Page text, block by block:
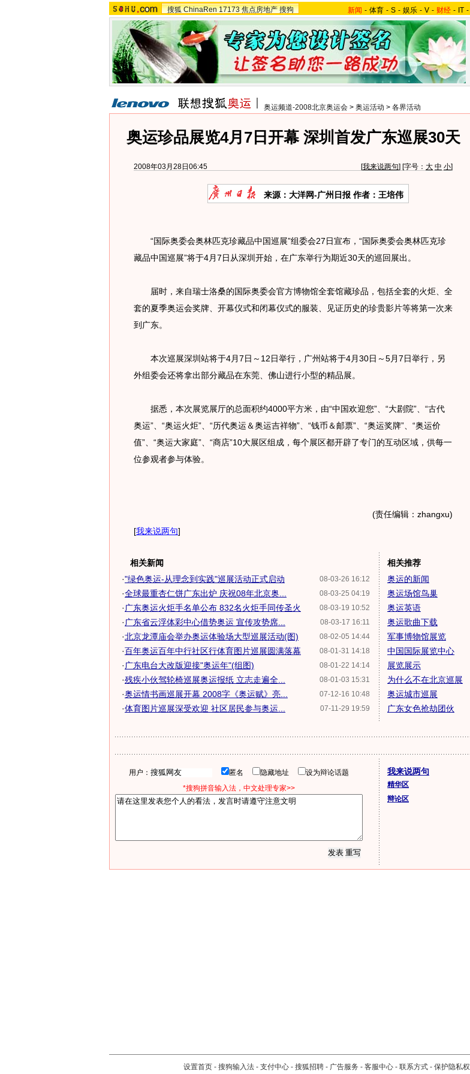
搜狐 ChinaRen 17173 焦点房地产 搜狗 新闻 - 体育 - S - 娱乐 - V - 财经 - IT -
奥运频道-2008北京奥运会 > 奥运活动 > 各界活动
奥运珍品展览4月7日开幕 深圳首发广东巡展30天
2008年03月28日06:45 [我来说两句] [字号： 大 中 小]
来源：大洋网-广州日报 作者：王培伟
“国际奥委会奥林匹克珍藏品中国巡展”组委会27日宣布，“国际奥委会奥林匹克珍
藏品中国巡展”将于4月7日从深圳开始，在广东举行为期近30天的巡回展出。
届时，来自瑞士洛桑的国际奥委会官方博物馆全套馆藏珍品，包括全套的火炬、全
套的夏季奥运会奖牌、开幕仪式和闭幕仪式的服装、见证历史的珍贵影片等将第一次来
到广东。
本次巡展深圳站将于4月7日～12日举行，广州站将于4月30日～5月7日举行，另
外组委会还将拿出部分藏品在东莞、佛山进行小型的精品展。
据悉，本次展览展厅的总面积约4000平方米，由“中国欢迎您”、“大剧院”、“古代
奥运”、“奥运火炬”、“历代奥运＆奥运吉祥物”、“钱币＆邮票”、“奥运奖牌”、“奥运价
值”、“奥运大家庭”、“商店”10大展区组成，每个展区都开辟了专门的互动区域，供每一
位参观者参与体验。
(责任编辑：zhangxu)
[我来说两句]
相关新闻
08-03-26 16:12
·"绿色奥运-从理念到实践"巡展活动正式启动
08-03-25 04:19
·全球最重杏仁饼广东出炉 庆祝08年北京奥...
08-03-19 10:52
· 广东奥运火炬手名单公布 832名火炬手同传圣火
08-03-17 16:11
· 广东省云浮体彩中心借势奥运 宣传攻势席...
08-02-05 14:44
·北京龙潭庙会举办奥运体验场大型巡展活动(图)
08-01-31 14:18
·百年奥运百年中行社区行体育图片巡展圆满落幕
08-01-22 14:14
· 广东电台大改版迎接"奥运年"(组图)
08-01-03 15:31
·残疾小伙驾轮椅巡展奥运报纸 立志走遍全...
07-12-16 10:48
·奥运情书画巡展开幕 2008字《奥运赋》亮...
07-11-29 19:59
·体育图片巡展深受欢迎 社区居民参与奥运...
相关推荐
奥运的新闻
奥运场馆鸟巢
奥运英语
奥运歌曲下载
军事博物馆展览
中国国际展览中心
展览展示
为什么不在北京巡展
奥运城市巡展
广东女色抢劫团伙
用户： 匿名 隐藏地址
设为辩论话题
*搜狗拼音输入法，中文处理专家>>
我来说两句
精华区
辩论区
设置首页 - 搜狗输入法 - 支付中心 - 搜狐招聘 - 广告服务 - 客服中心 - 联系方式 - 保护隐私权